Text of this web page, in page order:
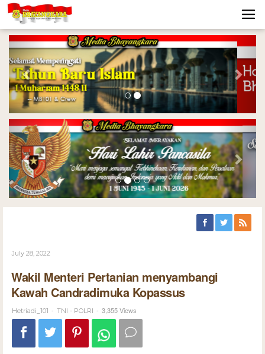
Previous Next
Previous Next
July 28, 2022
Wakil Menteri Pertanian menyambangi
Kawah Candradimuka Kopassus
Hetriadi_101 - TNI - POLRI - 3,355 Views